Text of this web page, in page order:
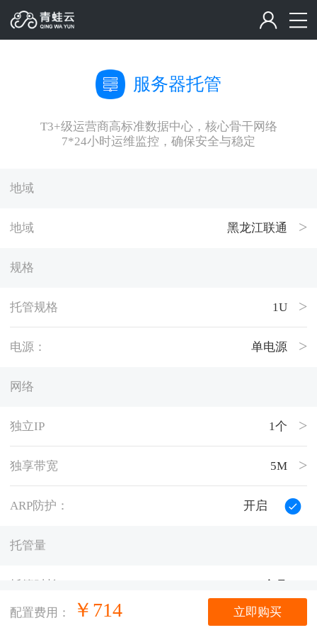
配置费用： ￥ 714 立即购买
服务器托管
T3+级运营商高标准数据中心，核心骨干网络
7*24小时运维监控，确保安全与稳定
地域
地域 黑龙江联通
规格
托管规格 1U
电源： 单电源
网络
独立IP 1个
独享带宽 5M
ARP防护： 开启
托管量
托管时长 1个月
1台